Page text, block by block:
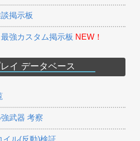
掲示板
強カスタム掲示板 NEW！
イ データベース
武器 考察
イル(反動)検証